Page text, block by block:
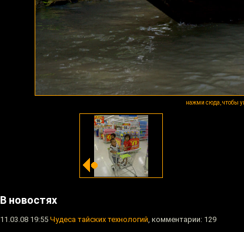
нажми сюда, чтобы
В новостях
11.03.08 19:55 Чудеса тайских технологий, комментарии: 129